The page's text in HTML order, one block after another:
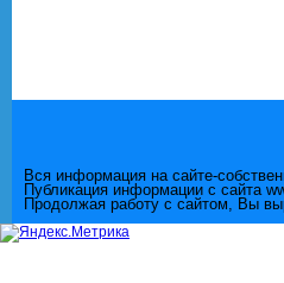
Вся информация на сайте-
Публикация информации с сайта
Продолжая работу с сайтом, Вы